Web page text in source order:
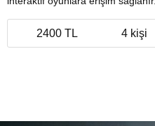
2400 TL 4 kişi